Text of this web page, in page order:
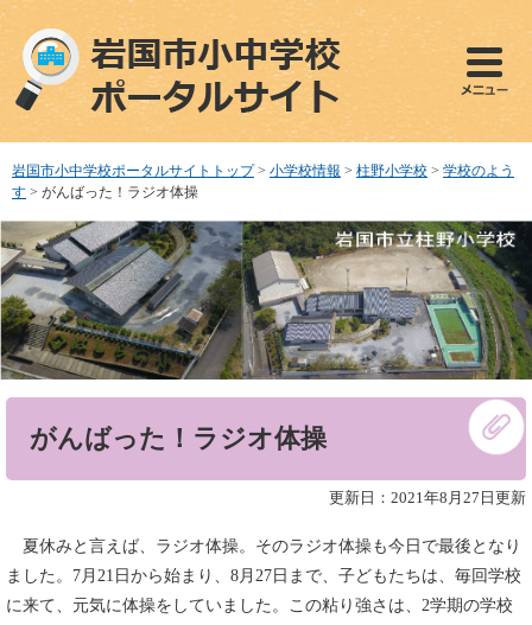
ペ
で
す
メ
ば
し
本
文
へ
岩国市小中学校ポータルサイトトップ > 小学校情報 > 柱野小学校 > 学校のよう
す > がんばった！ラジオ体操
がんばった！ラジオ体操
更新日：2021年8月27日更新
夏休みと言えば、ラジオ体操。そのラジオ体操も今日で最後となり
ました。7月21日から始まり、8月27日まで、子どもたちは、毎回学校
に来て、元気に体操をしていました。この粘り強さは、2学期の学校